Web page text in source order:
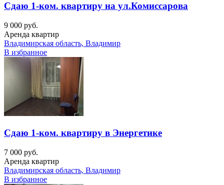
Сдаю 1-ком. квартиру на ул.Комиссарова
9 000 руб.
Аренда квартир
Владимирская область, Владимир
В избранное
Сдаю 1-ком. квартиру в Энергетике
7 000 руб.
Аренда квартир
Владимирская область, Владимир
В избранное